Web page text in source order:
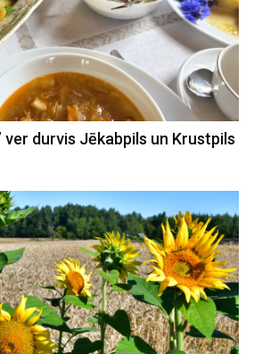
ver durvis Jēkabpils un Krustpils